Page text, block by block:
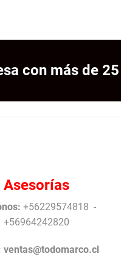
con más de
Asesorías
+56229574818 -
+56964242820
ventas@todomarco.cl